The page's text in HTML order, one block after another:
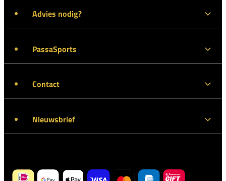
Advies nodig?
PassaSports
Contact
Nieuwsbrief